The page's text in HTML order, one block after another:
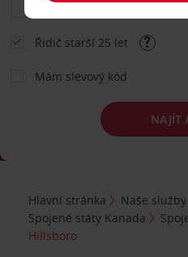
Řidič starší 25 let
Mám slevový kód
NAJÍT
Hlavní stránka Naše služby
Spojené státy Kanada
Hillsboro